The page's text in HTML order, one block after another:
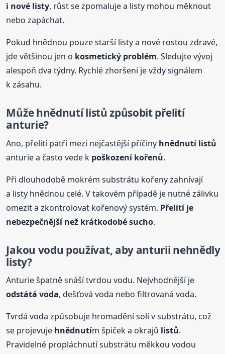
i nové listy, růst se zpomaluje a listy mohou měknout
nebo zapáchat.
Pokud hnědnou pouze starší listy a nové rostou zdravé,
jde většinou jen o kosmetický problém. Sledujte vývoj
alespoň dva týdny. Rychlé zhoršení je vždy signálem
k zásahu.
Můžehnědnutílistů způsobit přelití
anturie?
Ano, přelití patří mezi nejčastější příčiny hnědnutí listů
anturie a často vede k poškození kořenů.
Při dlouhodobě mokrém substrátu kořeny zahnívají
a listy hnědnou celé. V takovém případě je nutné zálivku
omezit a zkontrolovat kořenový systém. Přelití je
nebezpečnější než krátkodobé sucho.
Jakou vodu používat, aby anturii nehnědly
listy?
Anturie špatně snáší tvrdou vodu. Nejvhodnější je
odstátá voda, dešťová voda nebo filtrovaná voda.
Tvrdá voda způsobuje hromadění solí v substrátu, což
se projevuje hnědnutím špiček a okrajů listů.
Pravidelné propláchnutí substrátu měkkou vodou